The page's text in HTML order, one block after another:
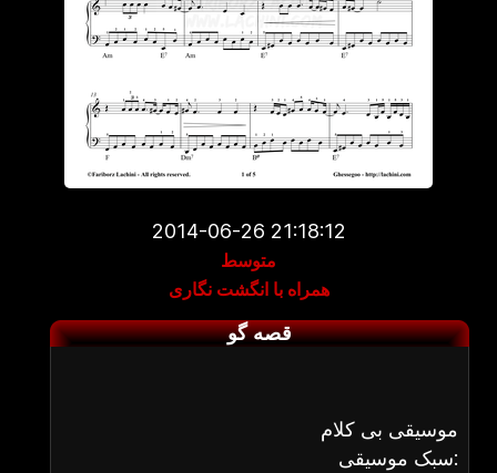
2014-06-26 21:18:12
متوسط
همراه با انگشت نگاری
قصه گو
موسیقی بی کلام
سبک موسیقی: